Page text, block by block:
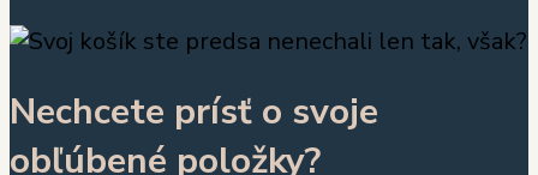
Nechcete prísť o svoje
obľúbené položky?